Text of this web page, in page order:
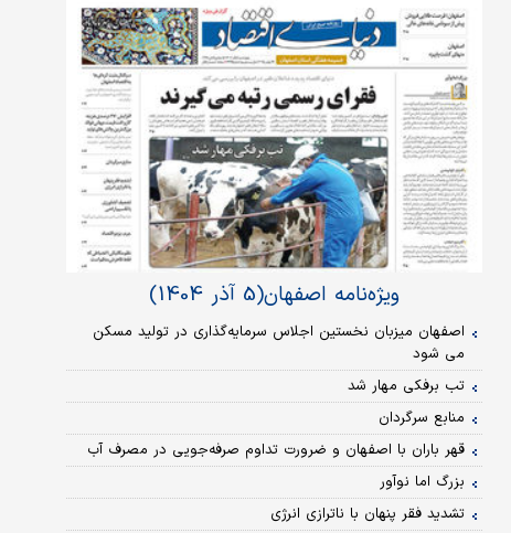
ویژه‌نامه اصفهان(5 آذر 1404)
اصفهان میزبان نخستین اجلاس سرمایه‌گذاری در تولید مسکن
می شود
تب برفکی مهار شد
منابع سرگردان
قهر باران با اصفهان و ضرورت تداوم صرفه‌جویی در مصرف آب
بزرگ اما نوآور
تشدید فقر پنهان با ناترازی انرژی